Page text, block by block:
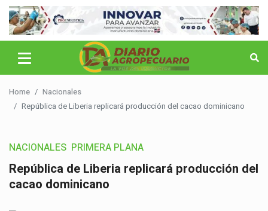
Home
Nacionales
República de Liberia replicará producción del cacao dominicano
NACIONALES PRIMERA PLANA
República de Liberia replicará producción del
cacao dominicano